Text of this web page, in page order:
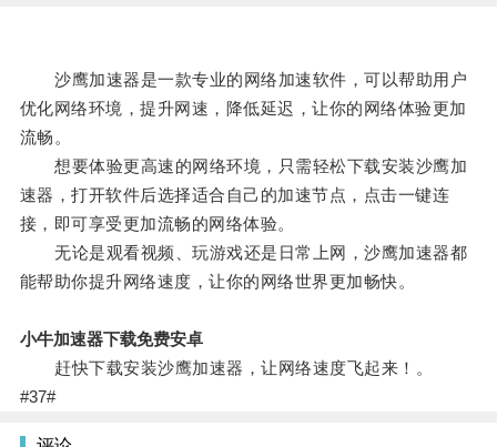
沙鹰加速器是一款专业的网络加速软件，可以帮助用户
优化网络环境，提升网速，降低延迟，让你的网络体验更加
流畅。
想要体验更高速的网络环境，只需轻松下载安装沙鹰加
速器，打开软件后选择适合自己的加速节点，点击一键连
接，即可享受更加流畅的网络体验。
无论是观看视频、玩游戏还是日常上网，沙鹰加速器都
能帮助你提升网络速度，让你的网络世界更加畅快。
小牛加速器下载免费安卓
赶快下载安装沙鹰加速器，让网络速度飞起来！。
#37#